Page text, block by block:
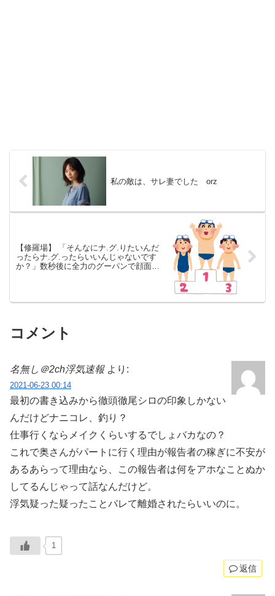
私の敵は、サレ妻でした orz
【修羅場】 「そんなにナ.グ.りたいんだ
ったらナ.グ.ったらいいんじゃないです
か？」数秒後に全力のグーパンで顔面を
コメント
名無し＠2ch浮気速報 より:
2021-06-23 00:14
最初の書き込みから徹頭徹尾シロの印象しかない
んだけどナニコレ、釣り？
仕事行くならメイクくらいするでしょバカなの？
これで奥さんがパートに行く理由が報告者の稼ぎに不安が
あるあらって理由なら、この報告者は何をアホなことぬか
してるんじゃって話なんだけど。
浮気疑った疑ったことバレて離婚されたらいいのに。
1
返信